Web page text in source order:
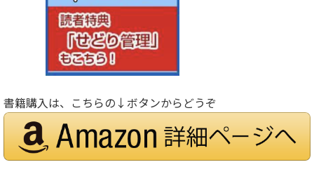
書籍購入は、こちらの↓ボタンからどうぞ